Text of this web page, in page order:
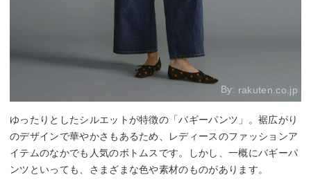
By: rakuten.co.jp
ゆったりとしたシルエットが特徴の「バギーパンツ」。裾広がり
のデザインで華やかさもあるため、レディースのファッションア
イテムのなかでも人気のボトムスです。しかし、一概にバギーパ
ンツといっても、さまざまな色や素材のものがあります。